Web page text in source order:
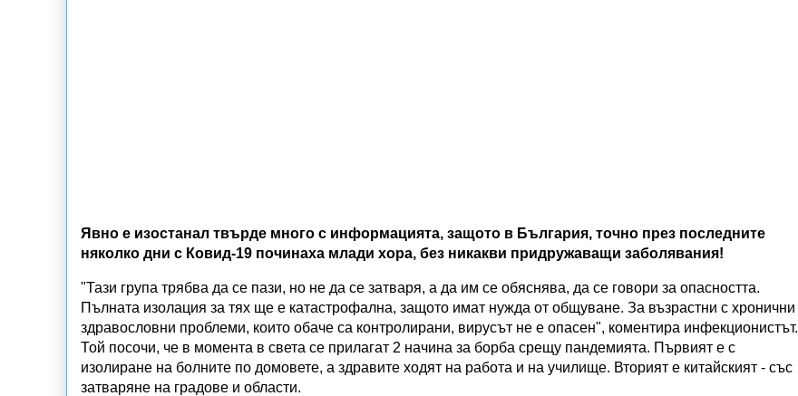
Явно е изостанал твърде много с информацията, защото в България, точно през последните
няколко дни с Ковид-19 починаха млади хора, без никакви придружаващи заболявания!
"Тази група трябва да се пази, но не да се затваря, а да им се обяснява, да се говори за опасността.
Пълната изолация за тях ще е катастрофална, защото имат нужда от общуване. За възрастни с хронични
здравословни проблеми, които обаче са контролирани, вирусът не е опасен", коментира инфекционистът.
Той посочи, че в момента в света се прилагат 2 начина за борба срещу пандемията. Първият е с
изолиране на болните по домовете, а здравите ходят на работа и на училище. Вторият е китайският - със
затваряне на градове и области.